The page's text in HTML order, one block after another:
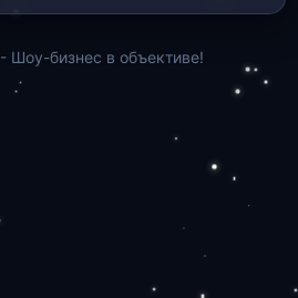
- Шоу-бизнес в объективе!